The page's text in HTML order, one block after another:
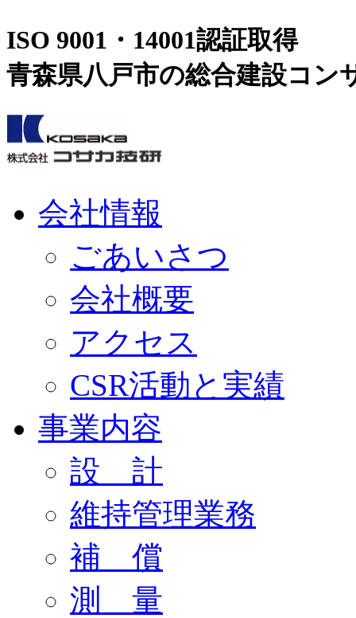
ISO 9001・14001認証取得
青森県八戸市の総合建設コン
会社情報
ごあいさつ
会社概要
アクセス
CSR活動と実績
事業内容
設 計
維持管理業務
補 償
測 量